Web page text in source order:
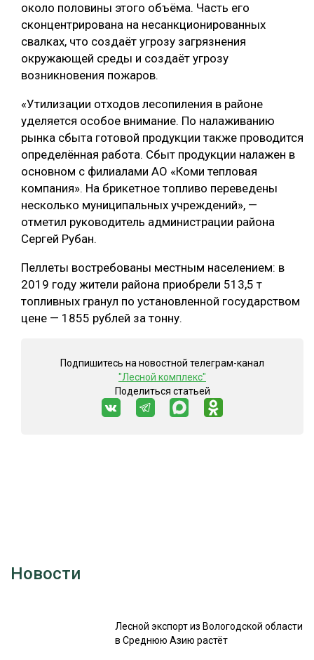
ДЕРЕВЯННОЕ ДОМОСТРОЕНИЕ
СУШКА ДРЕВЕСИНЫ
МЕБЕЛЬНОЕ ПРОИЗВОДСТВО
около половины этого объёма. Часть его
сконцентрирована на несанкционированных
свалках, что создаёт угрозу загрязнения
окружающей среды и создаёт угрозу
возникновения пожаров.
«Утилизации отходов лесопиления в районе
уделяется особое внимание. По налаживанию
рынка сбыта готовой продукции также проводится
определённая работа. Сбыт продукции налажен в
основном с филиалами АО «Коми тепловая
компания». На брикетное топливо переведены
несколько муниципальных учреждений», —
отметил руководитель администрации района
Сергей Рубан.
Пеллеты востребованы местным населением: в
2019 году жители района приобрели 513,5 т
топливных гранул по установленной государством
цене — 1855 рублей за тонну.
Подпишитесь на новостной телеграм-канал
"Лесной комплекс"
Поделиться статьей
Новости
Лесной экспорт из Вологодской области
в Среднюю Азию растёт